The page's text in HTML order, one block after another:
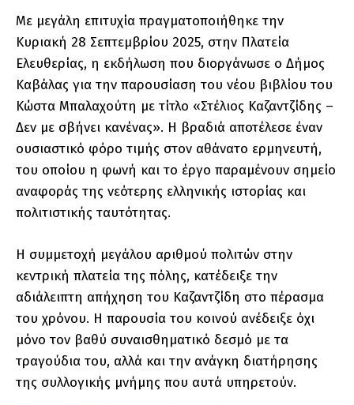
Με μεγάλη επιτυχία πραγματοποιήθηκε την
Κυριακή 28 Σεπτεμβρίου 2025, στην Πλατεία
Ελευθερίας, η εκδήλωση που διοργάνωσε ο Δήμος
Καβάλας για την παρουσίαση του νέου βιβλίου του
Κώστα Μπαλαχούτη με τίτλο «Στέλιος Καζαντζίδης –
Δεν με σβήνει κανένας». Η βραδιά αποτέλεσε έναν
ουσιαστικό φόρο τιμής στον αθάνατο ερμηνευτή,
του οποίου η φωνή και το έργο παραμένουν σημείο
αναφοράς της νεότερης ελληνικής ιστορίας και
πολιτιστικής ταυτότητας.
Η συμμετοχή μεγάλου αριθμού πολιτών στην
κεντρική πλατεία της πόλης, κατέδειξε την
αδιάλειπτη απήχηση του Καζαντζίδη στο πέρασμα
του χρόνου. Η παρουσία του κοινού ανέδειξε όχι
μόνο τον βαθύ συναισθηματικό δεσμό με τα
τραγούδια του, αλλά και την ανάγκη διατήρησης
της συλλογικής μνήμης που αυτά υπηρετούν.